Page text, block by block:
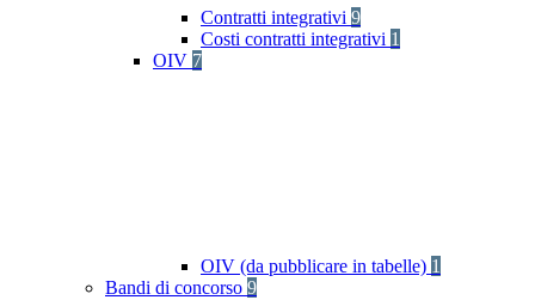
Contratti integrativi 9
Costi contratti integrativi 1
OIV 7
OIV (da pubblicare in tabelle) 1
Bandi di concorso 9